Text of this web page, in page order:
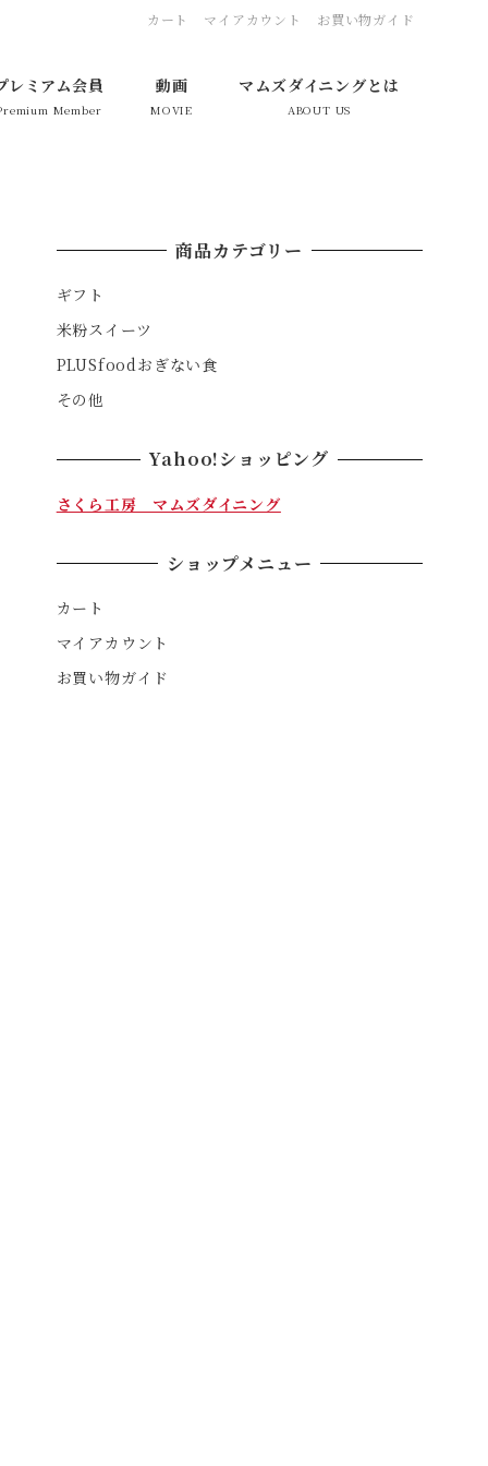
カート マイアカウント お買い物ガイド
レミアム会員
Member
動画
MOVIE
マムズダイニングとは
ABOUT US
商品カテゴリー
ギフト
米粉スイーツ
PLUSfoodおぎない食
その他
Yahoo!ショッピング
さくら工房 マムズダイニング
ショップメニュー
カート
マイアカウント
お買い物ガイド